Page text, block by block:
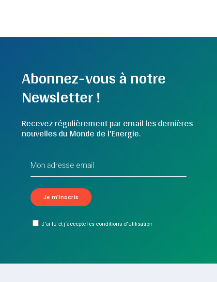
Abonnez-vous à notre
Newsletter !
Recevez régulièrement par email les dernières
nouvelles du Monde de l'Energie.
J'ai lu et j'accepte les conditions d'utilisation